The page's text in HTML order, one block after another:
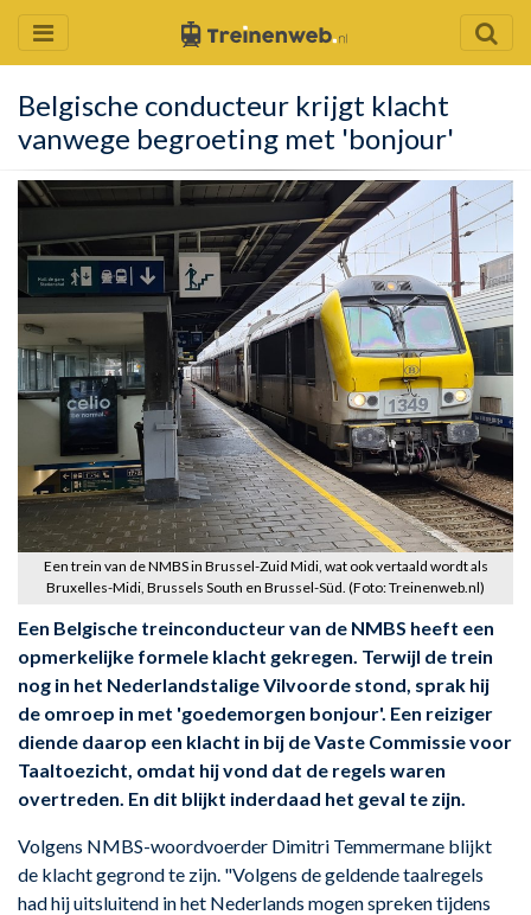
Belgische conducteur krijgt klacht
vanwege begroeting met 'bonjour'
Een trein van de NMBS in Brussel-Zuid Midi, wat ook vertaald wordt als
Bruxelles-Midi, Brussels South en Brussel-Süd. (Foto: Treinenweb.nl)
Een Belgische treinconducteur van de NMBS heeft een
opmerkelijke formele klacht gekregen. Terwijl de trein
nog in het Nederlandstalige Vilvoorde stond, sprak hij
de omroep in met 'goedemorgen bonjour'. Een reiziger
diende daarop een klacht in bij de Vaste Commissie voor
Taaltoezicht, omdat hij vond dat de regels waren
overtreden. En dit blijkt inderdaad het geval te zijn.
Volgens NMBS-woordvoerder Dimitri Temmermane blijkt
de klacht gegrond te zijn. "Volgens de geldende taalregels
had hij uitsluitend in het Nederlands mogen spreken tijdens